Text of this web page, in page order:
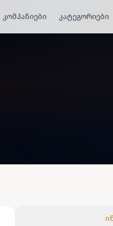
კომპანიები კატეგორიები